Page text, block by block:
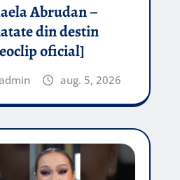
Abrudan –
din destin
oficial]
aug. 5, 2026